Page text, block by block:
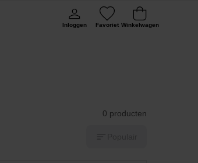
Inloggen Favoriet Winkelwagen
0 producten